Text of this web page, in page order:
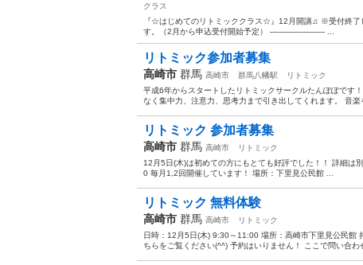
クラス
『☆はじめてのリトミッククラス☆』12月開講♫ ※受付終了
す。（2月から申込受付開始予定） ----------------------- ...
リトミック参加者募集
高崎市 群馬 高崎市 群馬八幡駅
リトミック
平成6年からスタートしたリトミックサークルたんぽぽです
なく集中力、注意力、思考力まで引き出してくれます。 音
リトミック 参加者募集
高崎市 群馬 高崎市
リトミック
12月5日(木)は初めての方にもとても好評でした！！ 詳細
0 毎月1,2回開催しています！ 場所：下里見公民館 ...
リトミック 無料体験
高崎市 群馬 高崎市
リトミック
日時：12月5日(木) 9:30～11:00 場所：高崎市下里見公民館
ちらをご覧ください(^^) 予約はいりません！ ここで問い合わ